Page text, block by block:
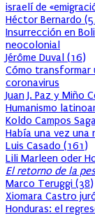
israelí de
Héctor Bernardo (
Insurrección en
neocolonial
Jérôme Duval (16)
Cómo transformar
coronavirus
Juan J. Paz y Miño
Humanismo
Koldo Campos
Había una vez una
Luis Casado (161)
Lili Marleen oder
El retorno de la
Marco Teruggi (38)
Xiomara Castro
Honduras: el